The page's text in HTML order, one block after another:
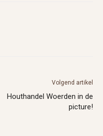
Volgend artikel
Houthandel Woerden in de
picture!